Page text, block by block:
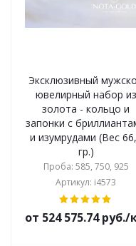
Эксклюзивный
ювелирный набор из
золота - кольцо и
запонки с
и изумрудами (Вес
гр.)
Проба: 585, 750, 925
Артикул: i4573
от 524 575.74 руб./